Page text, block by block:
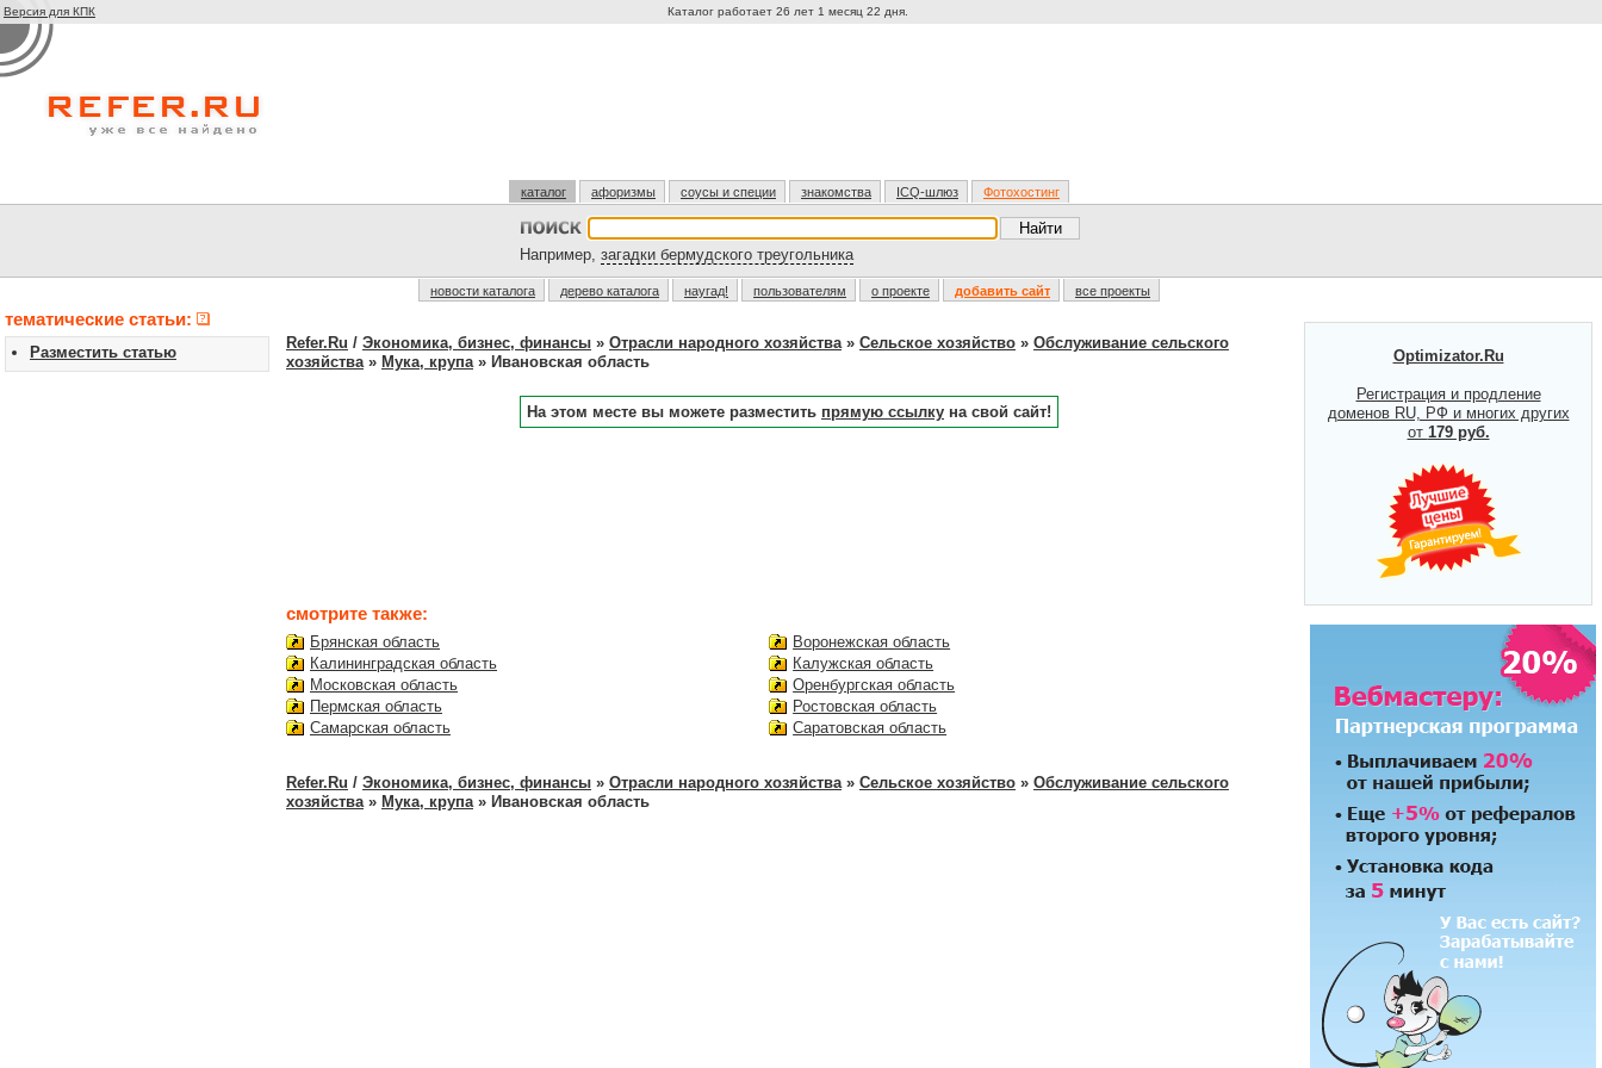
Версия для КПК Каталог работает 26 лет 1 месяц 22 дня.
каталог афоризмы соусы и специи знакомства ICQ-шлюз Фотохостинг
Например, загадки бермудского треугольника
новости каталога дерево каталога наугад! пользователям о проекте добавить сайт все проекты
тематические статьи:
Разместить статью
Refer.Ru / Экономика, бизнес, финансы » Отрасли народного хозяйства» Сельское хозяйство » Обслуживание сельского
хозяйства» Мука, крупа» Ивановская область
На этом месте вы можете разместить прямую ссылку на свой сайт!
смотрите также:
Брянская область
Калининградская область
Московская область
Пермская область
Самарская область
Воронежская область
Калужская область
Оренбургская область
Ростовская область
Саратовская область
Refer.Ru / Экономика, бизнес, финансы » Отрасли народного хозяйства » Сельское хозяйство » Обслуживание сельского
хозяйства » Мука, крупа » Ивановская область
Optimizator.Ru
Регистрация и продление
доменов RU, РФ и многих других
от 179 руб.